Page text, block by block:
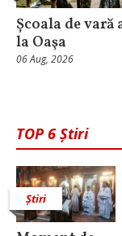
Școala de
la Oaşa
06 Aug, 2026
TOP 6 Știri
Știri